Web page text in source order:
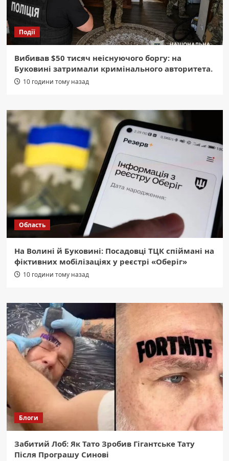
Події
Вибивав $50 тисяч неіснуючого боргу: на
Буковині затримали кримінального авторитета.
10 години тому назад
Область
На Волині й Буковині: Посадовці ТЦК спіймані на
фіктивних мобілізаціях у реєстрі «Оберіг»
10 години тому назад
Блоги
Забитий Лоб: Як Тато Зробив Гігантське Тату
Після Програшу Синові